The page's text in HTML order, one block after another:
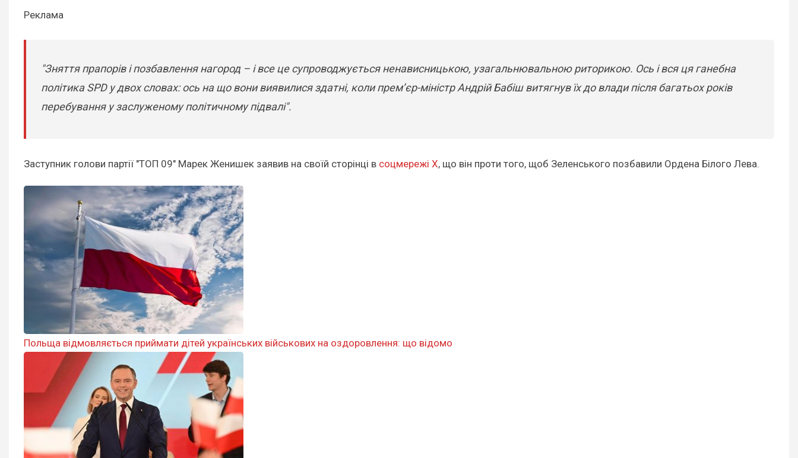
Реклама
"Зняття прапорів і позбавлення нагород – і все це супроводжується ненависницькою, узагальнювальною риторикою. Ось і вся ця ганебна
політика SPD у двох словах: ось на що вони виявилися здатні, коли прем’єр-міністр Андрій Бабіш витягнув їх до влади після багатьох років
перебування у заслуженому політичному підвалі".
Заступник голови партії "ТОП 09" Марек Женишек заявив на своїй сторінці в соцмережі X, що він проти того, щоб Зеленського позбавили Ордена Білого Лева.
Польща відмовляється приймати дітей українських військових на оздоровлення: що відомо